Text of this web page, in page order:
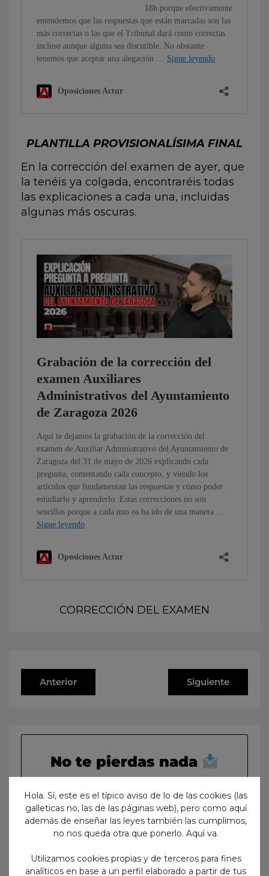
PLANTILLA PROVISIONALÍSIMA FINAL
En la corrección del examen de ayer, que
la tenéis ya colgada, encontraréis todas
las explicaciones a cada una, incluidas
algunas más oscuras.
CORRECCIÓN DEL EXAMEN
Anterior Siguiente
No te pierdas nada
email todo lo que vayamos
publicando en nuestro blog!
Hola. Sí, este es el típico aviso de lo de las cookies (las
galleticas no, las de las páginas web), pero como aquí
además de enseñar las leyes también las cumplimos,
no nos queda otra que ponerlo. Aquí va.
Utilizamos cookies propias y de terceros para fines
analíticos en base a un perfil elaborado a partir de tus